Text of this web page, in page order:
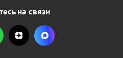
на связи